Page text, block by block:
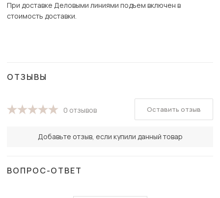
При доставке Деловыми линиями подъем включен в
стоимость доставки.
ОТЗЫВЫ
0 отзывов
Добавьте отзыв, если купили данный товар
Оставить отзыв
ВОПРОС-ОТВЕТ